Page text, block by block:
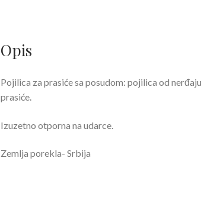
Opis
Pojilica za prasiće sa posudom: pojilica od
prasiće.
Izuzetno otporna na udarce.
Zemlja porekla- Srbija